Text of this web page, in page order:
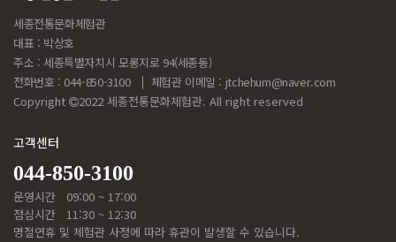
세종전통문화체험관
대표 : 박상호
주소 : 세종특별자치시 모롱지로 94(세종동)
전화번호 : 044-850-3100
체험관 이메일 : jtchehum@naver.com
Copyright
2022 세종전통문화체험관. All right reserved
고객센터
044-850-3100
운영시간
09:00 ~ 17:00
점심시간
11:30 ~ 12:30
명절연휴 및 체험관 사정에 따라 휴관이 발생할 수 있습니다.